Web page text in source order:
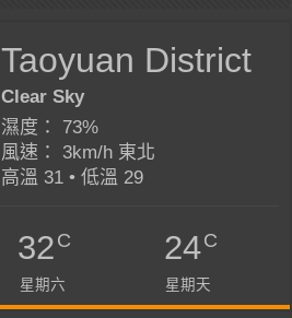
Taoyuan District
Clear Sky
濕度： 73%
風速： 3km/h 東北
高溫 31 • 低溫 29
32C
星期六
24C
星期天